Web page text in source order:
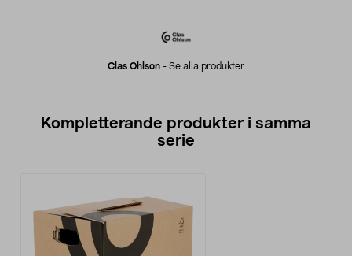
Clas Ohlson - Se alla produkter
Kompletterande produkter i samma
serie